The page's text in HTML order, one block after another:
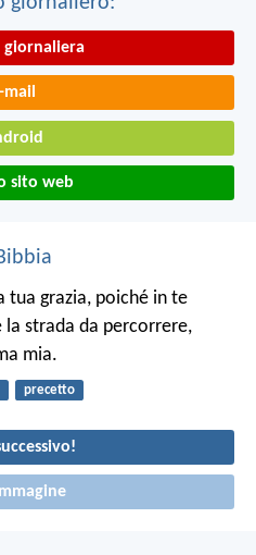
giornaliera
mail
sito web
tua grazia, poiché in te
la strada da percorrere,
mia.
precetto